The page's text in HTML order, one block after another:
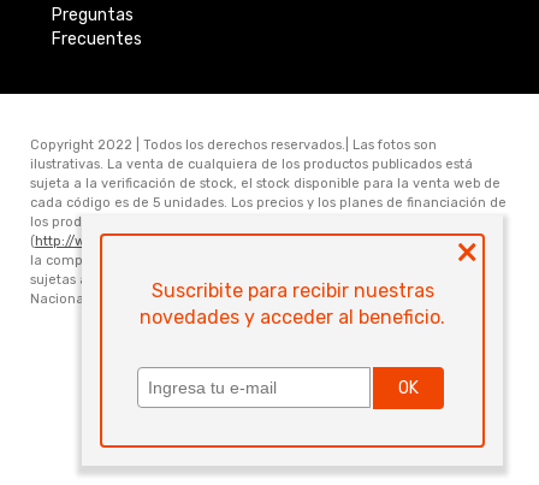
Preguntas
Frecuentes
×
Suscribite para recibir nuestras
novedades y acceder al beneficio.
OK
Copyright 2022 | Todos los derechos reservados.| Las fotos son
ilustrativas. La venta de cualquiera de los productos publicados está
sujeta a la verificación de stock, el stock disponible para la venta web de
cada código es de 5 unidades. Los precios y los planes de financiación de
los productos publicados en www.electronicamegatonesrl.com
( http://www.electronicamegatonesrl.com
) son válidos únicamente para
la compra online. Las especificaciones técnicas y descripciones están
sujetas a cambios sin previo aviso. Electrónica Megatone S.R.L. Ruta
Nacional Nro 168 Km 473.6 (3000) Santa Fe. Provincia de Santa Fe